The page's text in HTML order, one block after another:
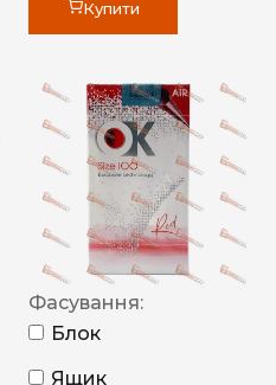
Купити
Фасування:
Блок
Ящик